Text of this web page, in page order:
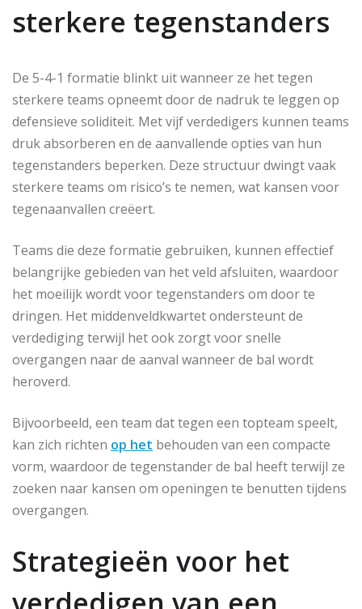
sterkere tegenstanders
De 5-4-1 formatie blinkt uit wanneer ze het tegen
sterkere teams opneemt door de nadruk te leggen op
defensieve soliditeit. Met vijf verdedigers kunnen teams
druk absorberen en de aanvallende opties van hun
tegenstanders beperken. Deze structuur dwingt vaak
sterkere teams om risico’s te nemen, wat kansen voor
tegenaanvallen creëert.
Teams die deze formatie gebruiken, kunnen effectief
belangrijke gebieden van het veld afsluiten, waardoor
het moeilijk wordt voor tegenstanders om door te
dringen. Het middenveldkwartet ondersteunt de
verdediging terwijl het ook zorgt voor snelle
overgangen naar de aanval wanneer de bal wordt
heroverd.
Bijvoorbeeld, een team dat tegen een topteam speelt,
kan zich richten op het behouden van een compacte
vorm, waardoor de tegenstander de bal heeft terwijl ze
zoeken naar kansen om openingen te benutten tijdens
overgangen.
Strategieën voor het